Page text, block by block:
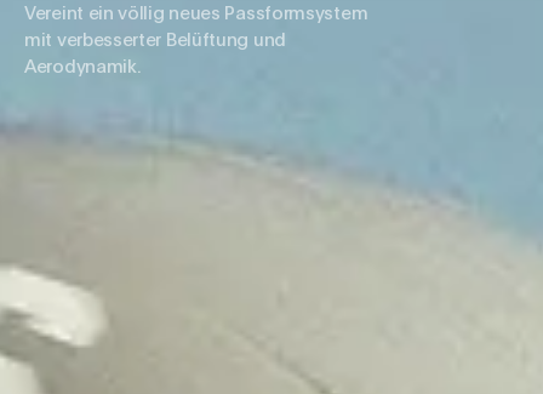
Vereint ein völlig neues Passformsystem
mit verbesserter Belüftung und
Aerodynamik.